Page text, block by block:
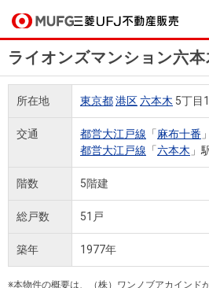
買いたいTOP
中古
マン
売りたいTOP
無
料
店舗案内TOP
店舗のご
案内（首
案内（名
会社情報TOP
ごあいさ
つ
要
採用情報TOP
新卒採用
情報
採用情報
買いたい
売りたい
採用情報
ライオンズマンション六本
所在地 東京都港区六本木 5丁目
交通 都営大江戸線 「麻布十番
都営大江戸線 「六本木 」
階数 5階建
総戸数 51戸
築年 1977年
※本物件の概要は、（株）ワンノブアカインド